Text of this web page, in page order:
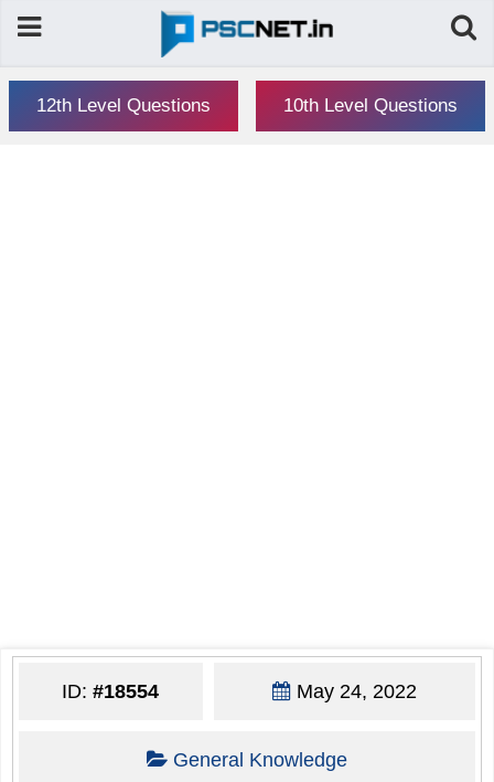
12th Level Questions 10th Level Questions
ID:#18554 May 24, 2022
General Knowledge